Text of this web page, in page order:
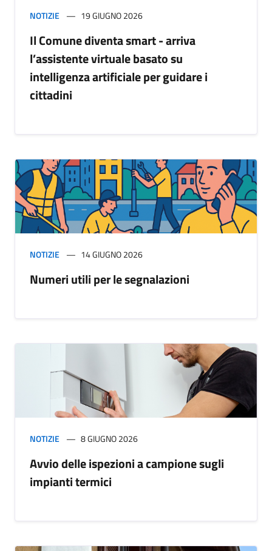
NOTIZIE 19 GIUGNO 2026
Il Comune diventa smart - arriva
l’assistente virtuale basato su
intelligenza artificiale per guidare i
cittadini
NOTIZIE 14 GIUGNO 2026
Numeri utili per le segnalazioni
NOTIZIE 8 GIUGNO 2026
Avvio delle ispezioni a campione sugli
impianti termici